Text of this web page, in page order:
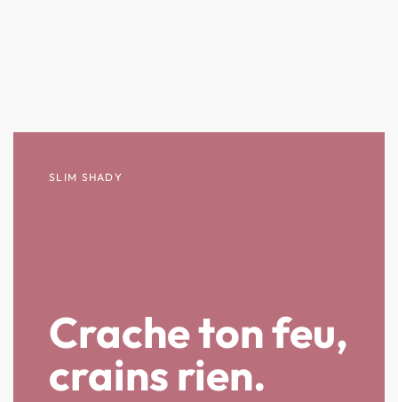
SLIM SHADY
Crache ton feu,
crains rien.